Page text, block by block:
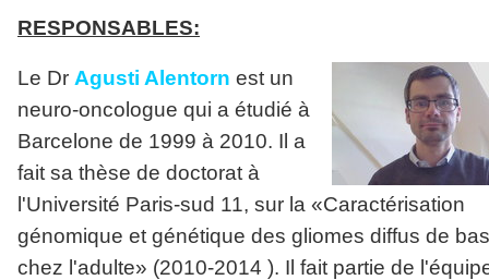
RESPONSABLES:
Le Dr Agusti Alentorn est un
neuro-oncologue qui a étudié à
Barcelone de 1999 à 2010. Il a
fait sa thèse de doctorat à
l'Université Paris-sud 11, sur la «Caractérisation
génomique et génétique des gliomes diffus de
chez l'adulte» (2010-2014 ). Il fait partie de